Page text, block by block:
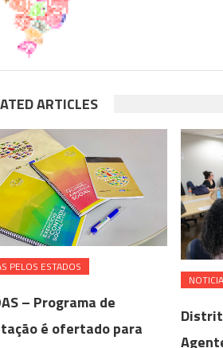
ARTICLES
PELOS ESTADOS
– Programa de
é ofertado para